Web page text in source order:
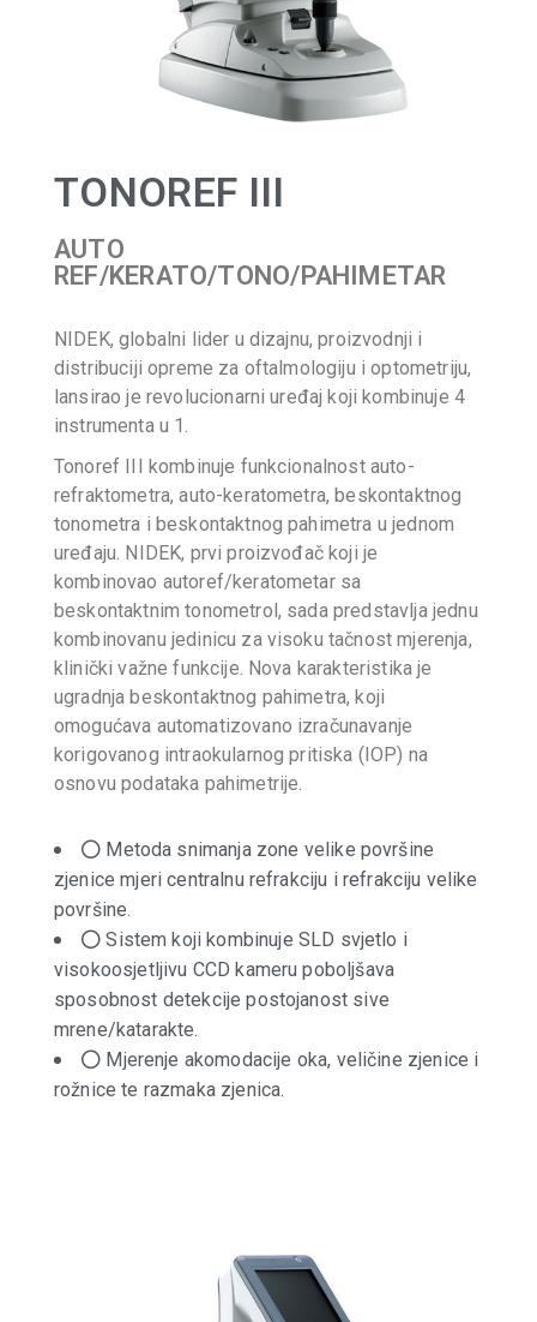
TONOREF III
AUTO
REF/KERATO/TONO/PAHIMETAR
NIDEK, globalni lider u dizajnu, proizvodnji i
distribuciji opreme za oftalmologiju i optometriju,
lansirao je revolucionarni uređaj koji kombinuje 4
instrumenta u 1.
Tonoref III kombinuje funkcionalnost auto-
refraktometra, auto-keratometra, beskontaktnog
tonometra i beskontaktnog pahimetra u jednom
uređaju. NIDEK, prvi proizvođač koji je
kombinovao autoref/keratometar sa
beskontaktnim tonometrol, sada predstavlja jednu
kombinovanu jedinicu za visoku tačnost mjerenja,
klinički važne funkcije. Nova karakteristika je
ugradnja beskontaktnog pahimetra, koji
omogućava automatizovano izračunavanje
korigovanog intraokularnog pritiska (IOP) na
osnovu podataka pahimetrije.
Metoda snimanja zone velike površine
zjenice mjeri centralnu refrakciju i refrakciju velike
površine.
Sistem koji kombinuje SLD svjetlo i
visokoosjetljivu CCD kameru poboljšava
sposobnost detekcije postojanost sive
mrene/katarakte.
Mjerenje akomodacije oka, veličine zjenice i
rožnice te razmaka zjenica.